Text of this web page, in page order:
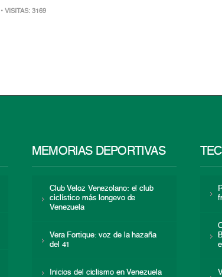
• VISITAS: 3169
MEMORIAS DEPORTIVAS
Club Veloz Venezolano: el club
ciclístico más longevo de
Venezuela
Vera Fortique: voz de la hazaña
del 41
Inicios del ciclismo en Venezuela